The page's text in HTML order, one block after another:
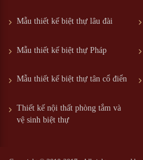
Mẫu thiết kế biệt thự lâu đài
Mẫu thiết kế biệt thự Pháp
Mẫu thiết kế biệt thự tân cổ điển
Thiết kế nội thất phòng tắm và
vệ sinh biệt thự